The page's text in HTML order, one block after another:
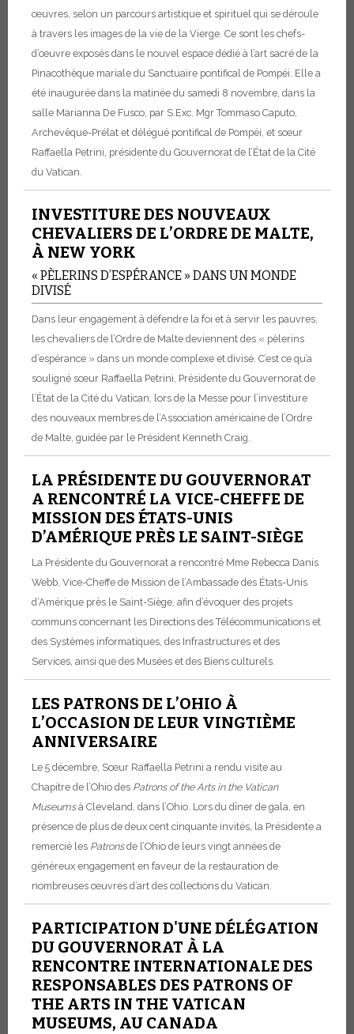
œuvres, selon un parcours artistique et spirituel qui se déroule
à travers les images de la vie de la Vierge. Ce sont les chefs-
d’œuvre exposés dans le nouvel espace dédié à l’art sacré de la
Pinacothèque mariale du Sanctuaire pontifical de Pompéi. Elle a
été inaugurée dans la matinée du samedi 8 novembre, dans la
salle Marianna De Fusco, par S.Exc. Mgr Tommaso Caputo,
Archevêque-Prélat et délégué pontifical de Pompéi, et sœur
Raffaella Petrini, présidente du Gouvernorat de l’État de la Cité
du Vatican.
INVESTITURE DES NOUVEAUX
CHEVALIERS DE L’ORDRE DE MALTE,
À NEW YORK
« PÈLERINS D’ESPÉRANCE » DANS UN MONDE
DIVISÉ
Dans leur engagement à défendre la foi et à servir les pauvres,
les chevaliers de l’Ordre de Malte deviennent des « pèlerins
d’espérance » dans un monde complexe et divisé. C’est ce qu’a
souligné sœur Raffaella Petrini, Présidente du Gouvernorat de
l’État de la Cité du Vatican, lors de la Messe pour l’investiture
des nouveaux membres de l’Association américaine de l’Ordre
de Malte, guidée par le Président Kenneth Craig.
LA PRÉSIDENTE DU GOUVERNORAT
A RENCONTRÉ LA VICE-CHEFFE DE
MISSION DES ÉTATS-UNIS
D’AMÉRIQUE PRÈS LE SAINT-SIÈGE
La Présidente du Gouvernorat a rencontré Mme Rebecca Danis
Webb, Vice-Cheffe de Mission de l’Ambassade des États-Unis
d’Amérique près le Saint-Siège, afin d’évoquer des projets
communs concernant les Directions des Télécommunications et
des Systèmes informatiques, des Infrastructures et des
Services, ainsi que des Musées et des Biens culturels.
LES PATRONS DE L’OHIO À
L’OCCASION DE LEUR VINGTIÈME
ANNIVERSAIRE
Le 5 décembre, Sœur Raffaella Petrini a rendu visite au
Chapitre de l’Ohio des Patrons of the Arts in the Vatican
Museumsà Cleveland, dans l’Ohio. Lors du dîner de gala, en
présence de plus de deux cent cinquante invités, la Présidente a
remercié les Patronsde l’Ohio de leurs vingt années de
généreux engagement en faveur de la restauration de
nombreuses œuvres d’art des collections du Vatican.
PARTICIPATION D'UNE DÉLÉGATION
DU GOUVERNORAT À LA
RENCONTRE INTERNATIONALE DES
RESPONSABLES DES PATRONS OF
THE ARTS IN THE VATICAN
MUSEUMS, AU CANADA